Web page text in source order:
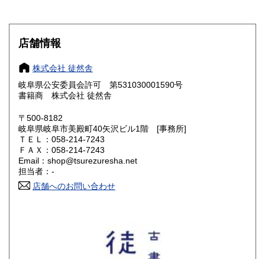
大阪府
奈良県
鳥取県 300円 島根県
岡山県
山口県 300円
香川県
高知県 300円
300円 大分県
店舗情報
株式会社 徒然舎
岐阜県公安委員会許可 第531030001590号
書籍商 株式会社 徒然舎
〒500-8182
岐阜県岐阜市美殿町40矢沢ビル1階 [事務所]
ＴＥＬ：058-214-7243
ＦＡＸ：058-214-7243
Email：shop@tsurezuresha.net
担当者：-
店舗へのお問い合わせ